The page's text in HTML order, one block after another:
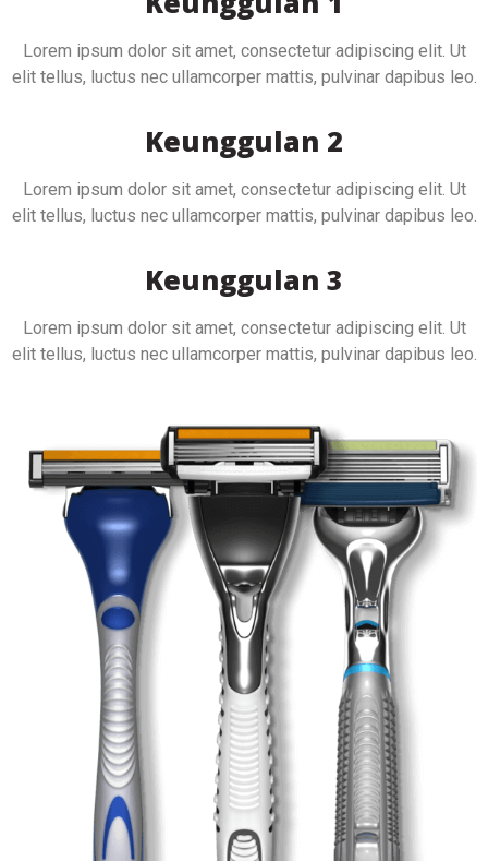
Lorem ipsum dolor sit amet, consectetur adipiscing elit. Ut
elit tellus, luctus nec ullamcorper mattis, pulvinar dapibus leo.
Keunggulan 2
Lorem ipsum dolor sit amet, consectetur adipiscing elit. Ut
elit tellus, luctus nec ullamcorper mattis, pulvinar dapibus leo.
Keunggulan 3
Lorem ipsum dolor sit amet, consectetur adipiscing elit. Ut
elit tellus, luctus nec ullamcorper mattis, pulvinar dapibus leo.